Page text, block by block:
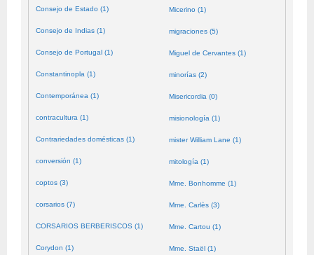
Consejo de Estado (1)
Consejo de Indias (1)
Consejo de Portugal (1)
Constantinopla (1)
Contemporánea (1)
contracultura (1)
Contrariedades domésticas (1)
conversión (1)
coptos (3)
corsarios (7)
CORSARIOS BERBERISCOS (1)
Corydon (1)
Micerino (1)
migraciones (5)
Miguel de Cervantes (1)
minorías (2)
Misericordia (0)
misionología (1)
mister William Lane (1)
mitología (1)
Mme. Bonhomme (1)
Mme. Carlès (3)
Mme. Cartou (1)
Mme. Staël (1)